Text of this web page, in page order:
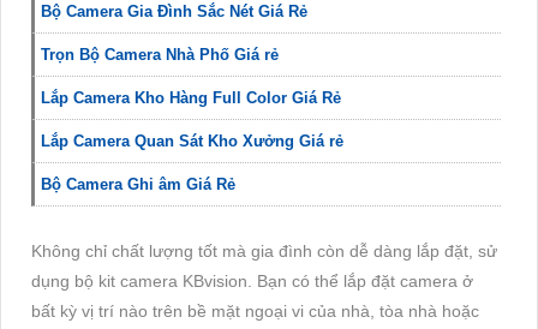
Bộ Camera Gia Đình Sắc Nét Giá Rẻ
Trọn Bộ Camera Nhà Phố Giá rẻ
Lắp Camera Kho Hàng Full Color Giá Rẻ
Lắp Camera Quan Sát Kho Xưởng Giá rẻ
Bộ Camera Ghi âm Giá Rẻ
Không chỉ chất lượng tốt mà gia đình còn dễ dàng lắp đặt, sử
dụng bộ kit camera KBvision. Bạn có thể lắp đặt camera ở
bất kỳ vị trí nào trên bề mặt ngoại vi của nhà, tòa nhà hoặc